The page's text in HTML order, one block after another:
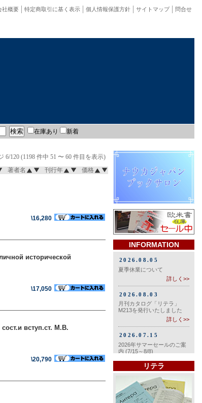
問合せ
サイトマップ
個人情報保護方針
特定商取引に基く表示
社概要
在庫あり 新着
6/120 (1198 件中 51 〜 60 件目を表示)
著者名 刊行年 価格
\16,280
исторической
\17,050
вступ.ст. М.В.
\20,790
INFORMATION
リテラ